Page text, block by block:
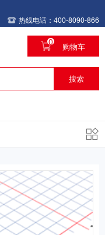
热线电话：400-8090-866
搜索
0 购物车